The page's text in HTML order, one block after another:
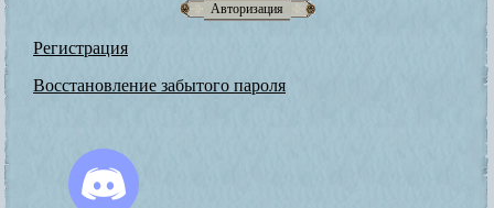
Авторизация
Регистрация
Восстановление забытого пароля